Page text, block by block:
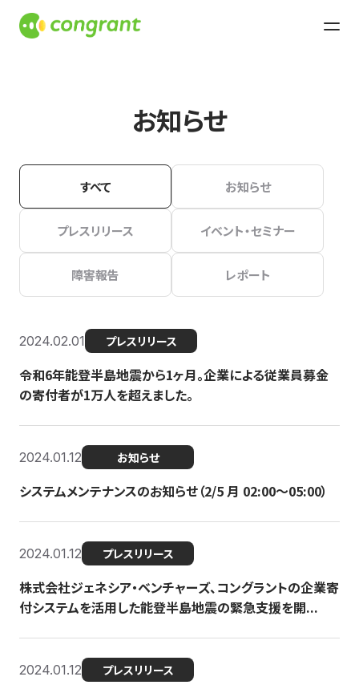
お知らせ
すべて お知らせ
プレスリリース イベント・セミナー
障害報告 レポート
2024.02.01 プレスリリース
令和6年能登半島地震から1ヶ月。企業による従業員募金
の寄付者が1万人を超えました。
2024.01.12 お知らせ
システムメンテナンスのお知らせ（2/5 月 02:00〜05:00）
2024.01.12 プレスリリース
株式会社ジェネシア・ベンチャーズ、コングラントの企業寄
付システムを活用した能登半島地震の緊急支援を開...
2024.01.12 プレスリリース